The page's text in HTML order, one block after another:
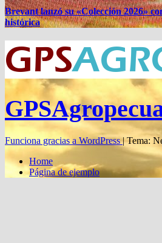
Brevant lanzó su «Colección 2026»
histórica
Funciona gracias a WordPress|Tema:
Home
Página de ejemplo